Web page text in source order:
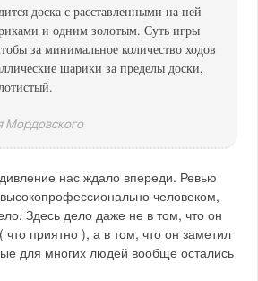
доска с расставленными на ней
и одним золотым. Суть игры
за минимальное количество ходов
шарики за пределы доски,
Мордовского
нас ждало впереди. Ревью
человеком,
Здесь дело даже не в том, что он
что приятно ), а в том, что он заметил
для многих людей вообще остались